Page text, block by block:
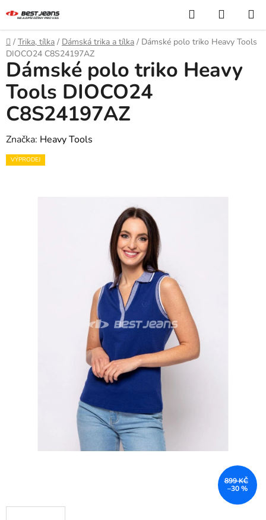
na
obsah
Hledat
KOŠÍK
Domů
/ Trika, tílka / Dámská trika a tílka / Dámské polo triko Heavy Tools
DIOCO24 C8S24197AZ
Dámské polo triko Heavy
Tools DIOCO24
C8S24197AZ
Značka: Heavy Tools
VÝPRODEJ
899 KČ
–30 %